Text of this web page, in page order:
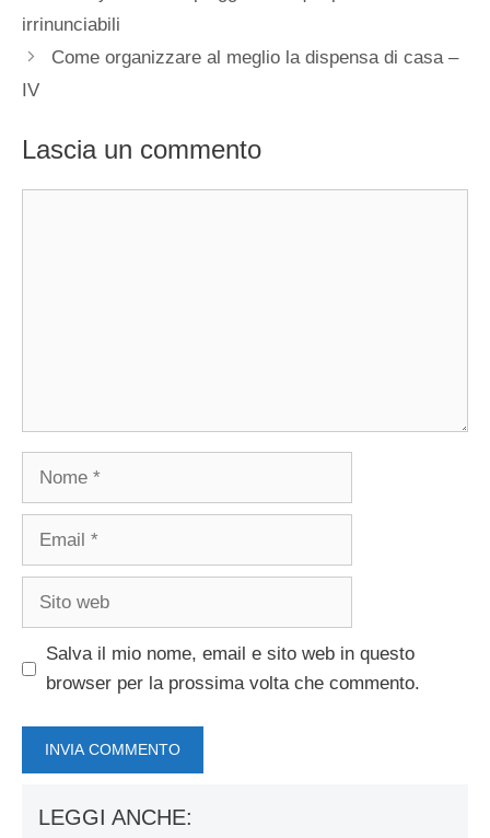
irrinunciabili
Come organizzare al meglio la dispensa di casa –
IV
Lascia un commento
Nome
Email
Sito
Salva il mio nome, email e sito web in questo
browser per la prossima volta che commento.
LEGGI ANCHE: